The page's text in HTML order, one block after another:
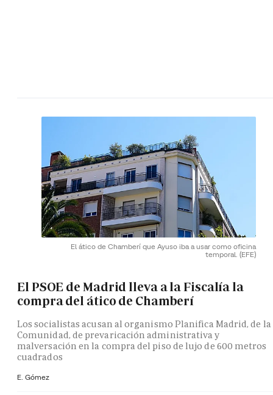
El ático de Chamberí que Ayuso iba a usar como oficina
temporal. (EFE)
El PSOE de Madrid lleva a la Fiscalía la
compra del ático de Chamberí
Los socialistas acusan al organismo Planifica Madrid, de la
Comunidad, de prevaricación administrativa y
malversación en la compra del piso de lujo de 600 metros
cuadrados
E. Gómez